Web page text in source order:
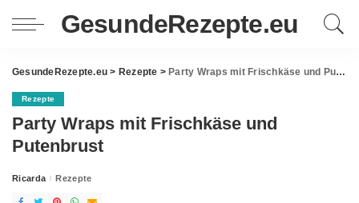
GesundeRezepte.eu
GesundeRezepte.eu > Rezepte > Party Wraps mit Frischkäse und Putenbrust
Rezepte
Party Wraps mit Frischkäse und
Putenbrust
Posted
Ricarda Rezepte